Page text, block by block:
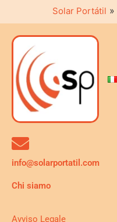
Solar Portátil »
info@solarportatil.com
Chi siamo
Avviso Legale